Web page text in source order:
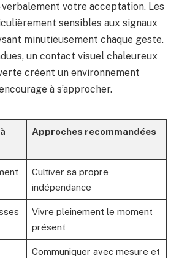
votre acceptation. Les
sensibles aux signaux
minutieusement chaque geste.
un contact visuel chaleureux
créent un environnement
à s’approcher.
Approches recommandées
Cultiver sa propre
indépendance
Vivre pleinement le moment
présent
Communiquer avec mesure et